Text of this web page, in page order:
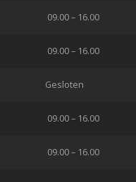
09.00 – 16.00
09.00 – 16.00
Gesloten
09.00 – 16.00
09.00 – 16.00